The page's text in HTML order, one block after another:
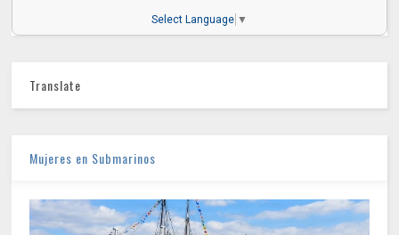
Select Language ▼
Translate
Mujeres en Submarinos